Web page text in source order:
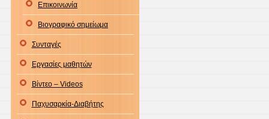
Επικοινωνία
Βιογραφικό σημείωμα
Συνταγές
Εργασίες μαθητών
Βίντεο – Videos
Παχυσαρκία-Διαβήτης